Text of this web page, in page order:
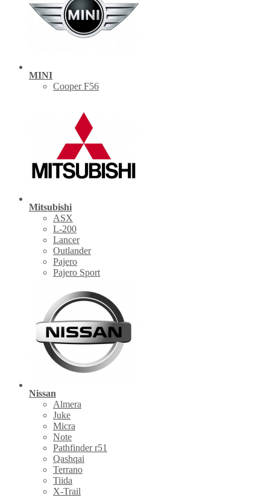
MINI
Cooper F56
Mitsubishi
ASX
L-200
Lancer
Outlander
Pajero
Pajero Sport
Nissan
Almera
Juke
Micra
Note
Pathfinder r51
Qashqai
Terrano
Tiida
X-Trail